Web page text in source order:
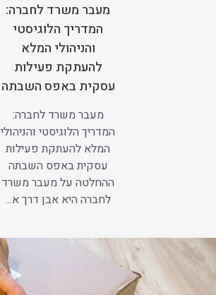
מעבר משרד לחברה:
המדריך הלוגיסטי
והניהולי המלא
להעתקת פעילות
עסקית באפס השבתה
מעבר משרד לחברה:
המדריך הלוגיסטי והניהולי
המלא להעתקת פעילות
עסקית באפס השבתה
ההחלטה על מעבר משרד
לחברה היא אבן דרך א...